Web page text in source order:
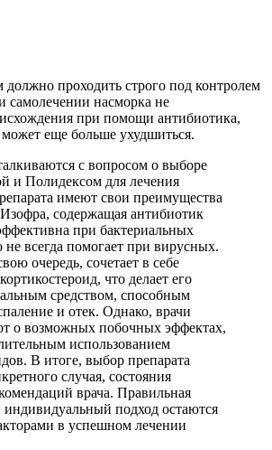
должно проходить строго под контролем
самолечении насморка не
при помощи антибиотика,
может еще больше ухудшиться.
с вопросом о выборе
и Полидексом для лечения
имеют свои преимущества
содержащая антибиотик
при бактериальных
всегда помогает при вирусных.
очередь, сочетает в себе
что делает его
средством, способным
и отек. Однако, врачи
о возможных побочных эффектах,
использованием
В итоге, выбор препарата
случая, состояния
врача. Правильная
индивидуальный подход остаются
в успешном лечении